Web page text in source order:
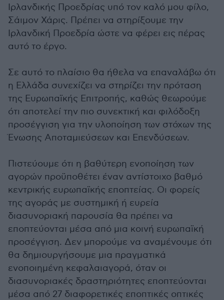
Ιρλανδικής Προεδρίας υπό τον καλό μου φίλο,
Σάιμον Χάρις. Πρέπει να στηρίξουμε την
Ιρλανδική Προεδρία ώστε να φέρει εις πέρας
αυτό το έργο.
Σε αυτό το πλαίσιο θα ήθελα να επαναλάβω ότι
η Ελλάδα συνεχίζει να στηρίζει την πρόταση
της Ευρωπαϊκής Επιτροπής, καθώς θεωρούμε
ότι αποτελεί την πιο συνεκτική και φιλόδοξη
προσέγγιση για την υλοποίηση των στόχων της
Ένωσης Αποταμιεύσεων και Επενδύσεων.
Πιστεύουμε ότι η βαθύτερη ενοποίηση των
αγορών προϋποθέτει έναν αντίστοιχο βαθμό
κεντρικής ευρωπαϊκής εποπτείας. Οι φορείς
της αγοράς με συστημική ή ευρεία
διασυνοριακή παρουσία θα πρέπει να
εποπτεύονται μέσα από μια κοινή ευρωπαϊκή
προσέγγιση. Δεν μπορούμε να αναμένουμε ότι
θα δημιουργήσουμε μια πραγματικά
ενοποιημένη κεφαλαιαγορά, όταν οι
διασυνοριακές δραστηριότητες εποπτεύονται
μέσα από 27 διαφορετικές εποπτικές οπτικές